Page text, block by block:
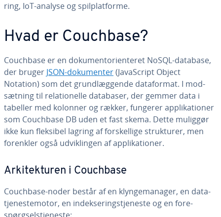
ring, IoT-analyse og spil­p­lat­for­me.
Hvad er Couchbase?
Couchbase er en do­ku­men­t­o­ri­en­te­ret NoSQL-database,
der bruger JSON-do­ku­men­ter(Ja­va­Script Object
Notation) som det grund­læg­gen­de da­ta­for­mat. I mod­
sæt­ning til re­la­tio­nel­le databaser, der gemmer data i
tabeller med kolonner og rækker, fungerer ap­pli­ka­tio­ner
som Couchbase DB uden et fast skema. Dette muliggør
ikke kun fleksibel lagring af for­skel­li­ge struk­tu­rer, men
forenkler også ud­vik­lin­gen af ap­pli­ka­tio­ner.
Ar­ki­tek­tu­ren i Couchbase
Couchbase-noder består af en klyn­ge­ma­na­ger, en da­ta­
tje­ne­ste­mo­tor, en in­dek­se­ring­s­tje­ne­ste og en fo­re­